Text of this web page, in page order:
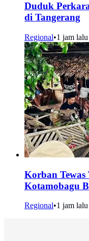
Duduk
di Tangerang
Regional•1 jam lalu
Korban Tewas
Kotamobagu
Regional•1 jam lalu